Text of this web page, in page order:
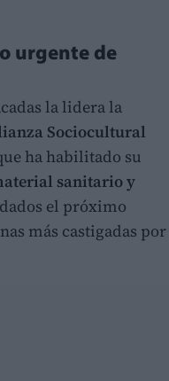
urgente de
la lidera la
Sociocultural
ha habilitado su
sanitario y
el próximo
más castigadas por